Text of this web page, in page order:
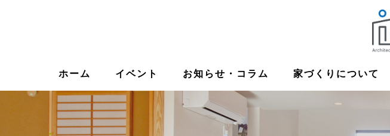
ホーム イベント お知らせ・コラム 家づくりについて